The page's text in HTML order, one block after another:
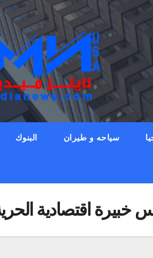
سياحه و طيران البنوك
اقتصادية